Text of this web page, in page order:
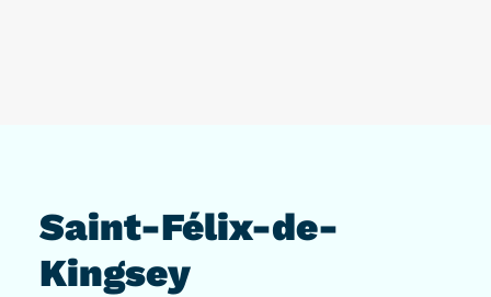
Saint-Félix-de-
Kingsey